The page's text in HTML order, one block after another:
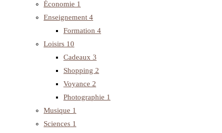
Économie 1
Enseignement 4
Formation 4
Loisirs 10
Cadeaux 3
Shopping 2
Voyance 2
Photographie 1
Musique 1
Sciences 1